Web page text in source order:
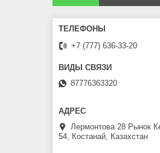
+7 (777) 636-33-20
87776363320
Лермонтова 28 Рынок
54, Костанай, Казахстан